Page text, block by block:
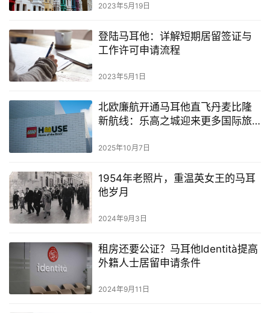
2023年5月19日
登陆马耳他：详解短期居留签证与
工作许可申请流程
2023年5月1日
北欧廉航开通马耳他直飞丹麦比隆
新航线：乐高之城迎来更多国际旅
2025年10月7日
1954年老照片，重温英女王的马耳
他岁月
2024年9月3日
租房还要公证？马耳他Identità提高
外籍人士居留申请条件
2024年9月11日